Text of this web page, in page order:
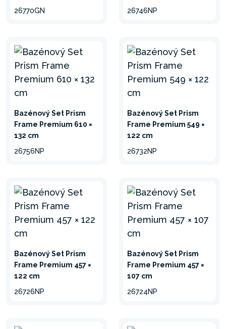
26770GN
26746NP
Bazénový Set Prism
Frame Premium 610 ×
132 cm
26756NP
Bazénový Set Prism
Frame Premium 549 ×
122 cm
26732NP
Bazénový Set Prism
Frame Premium 457 ×
122 cm
26726NP
Bazénový Set Prism
Frame Premium 457 ×
107 cm
26724NP